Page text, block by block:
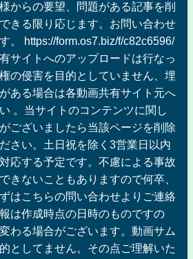
からの要望、問題がある記事を削
きる限り応じます。お問い合わせ
。 https://form.os7.biz/f/c82c6596/
サイトへのアップロードは行なっ
の侵害を目的としていません、埋
ある場合は各動画共有サイト元へ
。当サイトのコンテンツに関し
ございましたら当該ページを削除
さい。土日祝を除く3営業日以内
応する予定です。不慮による事故
きないこともありますので何卒、
はこちらの問い合わせよりご連絡
は作成時点の日時のものですの
わる場合がございます。動画サム
としてません。その点ご理解いた